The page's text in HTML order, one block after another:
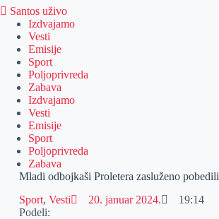
Santos uživo
Izdvajamo
Vesti
Emisije
Sport
Poljoprivreda
Zabava
Izdvajamo
Vesti
Emisije
Sport
Poljoprivreda
Zabava
Mladi odbojkaši Proletera zasluženo pobedili
Sport, Vesti 20. januar 2024.
19:14
Podeli: